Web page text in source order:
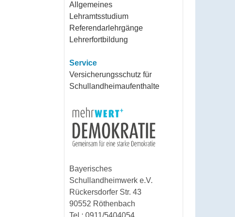
Allgemeines
Lehramtsstudium
Referendarlehrgänge
Lehrerfortbildung
Service
Versicherungsschutz für
Schullandheimaufenthalte
Bayerisches
Schullandheimwerk e.V.
Rückersdorfer Str. 43
90552 Röthenbach